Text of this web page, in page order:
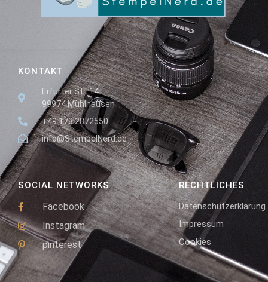
RECHTLICHES
Datenschutzerklärung
Impressum
Cookies
SOCIAL NETWORKS
Facebook
Instagram
pinterest
KONTAKT
Erfurter Str. 14
99974 Mühlhausen
+49 173 2872550
info@StempelNerd.de